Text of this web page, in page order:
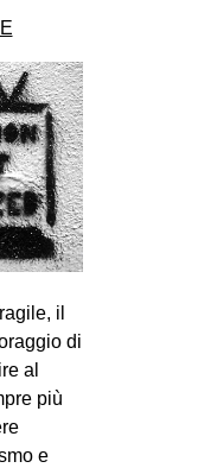
il
di
al
più
e